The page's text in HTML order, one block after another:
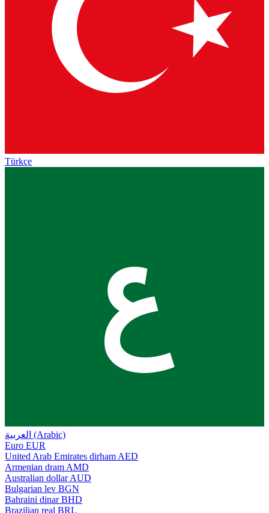
Türkçe
ع
العربية (Arabic)
Euro EUR
United Arab Emirates dirham AED
Armenian dram AMD
Australian dollar AUD
Bulgarian lev BGN
Bahraini dinar BHD
Brazilian real BRL